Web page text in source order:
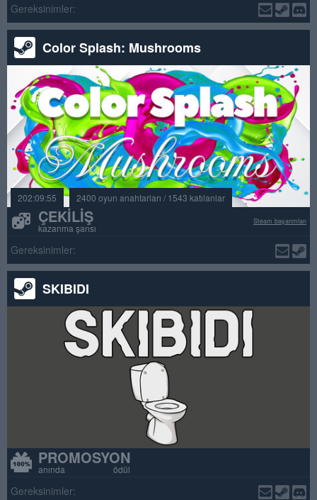
Gereksinimler:
Color Splash: Mushrooms
202:09:55 2400 oyun anahtarları / 1543 katılanlar
ÇEKILIŞ
kazanma şansı
Steam başarımları
Gereksinimler:
SKIBIDI
PROMOSYON
anında ödül
Gereksinimler: